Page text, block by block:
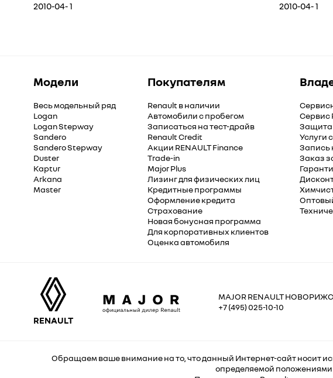
2010-04- 1 2010-04- 1
Модели
Весь модельный ряд
Logan
Logan Stepway
Sandero
Sandero Stepway
Duster
Kaptur
Arkana
Master
Покупателям
Renault в наличии
Автомобили с пробегом
Записаться на тест-драйв
Renault Credit
Акции RENAULT Finance
Trade-in
Major Plus
Лизинг для физических лиц
Кредитные программы
Оформление кредита
Страхование
Новая бонусная программа
Для корпоративных клиентов
Оценка автомобиля
Сервис
Защита
Услуги
Запись
Заказ
RENAULT
MAJOR RENAULT
+7 (495) 025-10-10
Обращаем ваше внимание на то, что данный Интернет-сайт носит
определяемой положениями